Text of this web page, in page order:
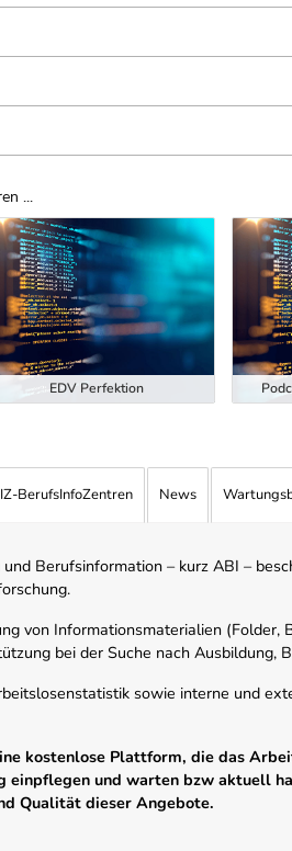
...
EDV Perfektion
BerufsInfoZentren News
Berufsinformation – kurz ABI –
von Informationsmaterialien
bei der Suche nach Ausbildung,
sowie interne und
kostenlose Plattform, die das
und warten bzw aktuell
Qualität dieser Angebote.